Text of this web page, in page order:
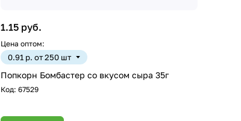
1.15 руб.
Цена оптом:
0.91 р. от 250 шт
Попкорн Бомбастер со вкусом сыра 35г
Код: 67529